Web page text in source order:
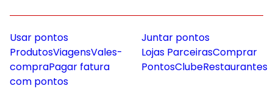
Usar pontos
ProdutosViagensVales-
compraPagar fatura
com pontos
Juntar pontos
Lojas ParceirasComprar
PontosClubeRestaurantes